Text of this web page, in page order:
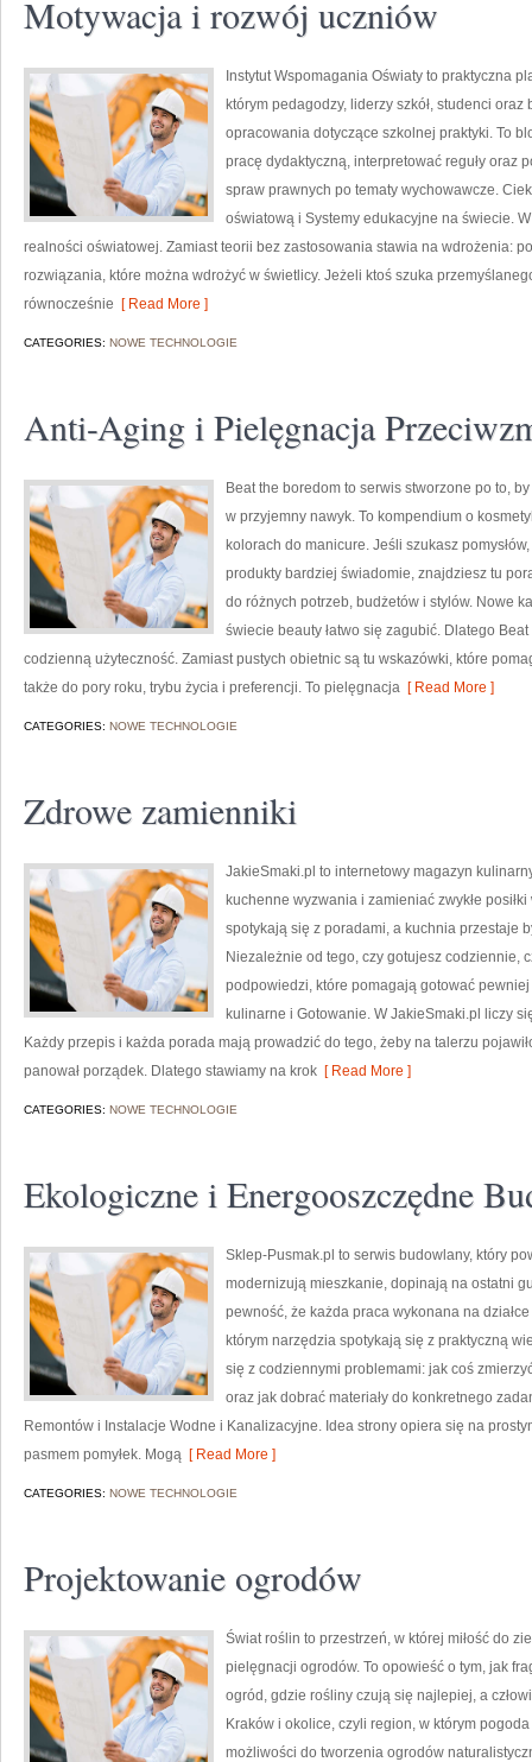
Motywacja i rozwój uczniów
Instytut Wspomagania Oświaty to praktyczna
którym pedagodzy, liderzy szkół, studenci
opracowania dotyczące szkolnej praktyki. To
pracę dydaktyczną, interpretować reguły oraz
spraw prawnych po tematy wychowawcze.
oświatową i Systemy edukacyjne na świecie.
realności oświatowej. Zamiast teorii bez zastosowania stawia na wdrożenia:
rozwiązania, które można wdrożyć w świetlicy. Jeżeli ktoś szuka
równocześnie [ Read More ]
CATEGORIES: NOWE TECHNOLOGIE
Anti-Aging i Pielęgnacja
Beat the boredom to serwis stworzone po to,
w przyjemny nawyk. To kompendium o
kolorach do manicure. Jeśli szukasz
produkty bardziej świadomie, znajdziesz tu
do różnych potrzeb, budżetów i stylów. Nowe
świecie beauty łatwo się zagubić. Dlatego
codzienną użyteczność. Zamiast pustych obietnic są tu wskazówki, które
także do pory roku, trybu życia i preferencji. To pielęgnacja [ Read More ]
CATEGORIES: NOWE TECHNOLOGIE
Zdrowe zamienniki
JakieSmaki.pl to internetowy magazyn
kuchenne wyzwania i zamieniać zwykłe
spotykają się z poradami, a kuchnia przestaje
Niezależnie od tego, czy gotujesz codziennie,
podpowiedzi, które pomagają gotować
kulinarne i Gotowanie. W JakieSmaki.pl liczy
Każdy przepis i każda porada mają prowadzić do tego, żeby na talerzu
panował porządek. Dlatego stawiamy na krok [ Read More ]
CATEGORIES: NOWE TECHNOLOGIE
Ekologiczne i Energooszczędne
Sklep-Pusmak.pl to serwis budowlany, który
modernizują mieszkanie, dopinają na ostatni
pewność, że każda praca wykonana na
którym narzędzia spotykają się z praktyczną
się z codziennymi problemami: jak coś
oraz jak dobrać materiały do konkretnego
Remontów i Instalacje Wodne i Kanalizacyjne. Idea strony opiera się na
pasmem pomyłek. Mogą [ Read More ]
CATEGORIES: NOWE TECHNOLOGIE
Projektowanie ogrodów
Świat roślin to przestrzeń, w której miłość do
pielęgnacji ogrodów. To opowieść o tym, jak
ogród, gdzie rośliny czują się najlepiej, a
Kraków i okolice, czyli region, w którym
możliwości do tworzenia ogrodów